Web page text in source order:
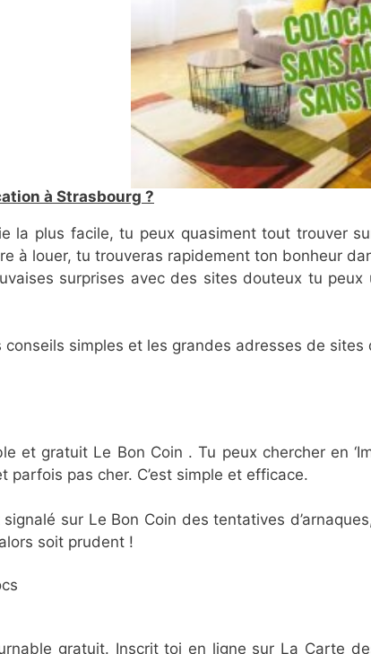
à Strasbourg ?
la plus facile, tu peux quasiment tout trouver
à louer, tu trouveras rapidement ton bonheur
surprises avec des sites douteux tu
simples et les grandes adresses de sites
et gratuit Le Bon Coin . Tu peux chercher en
parfois pas cher. C’est simple et efficace.
sur Le Bon Coin des tentatives
soit prudent !
gratuit. Inscrit toi en ligne sur La Carte